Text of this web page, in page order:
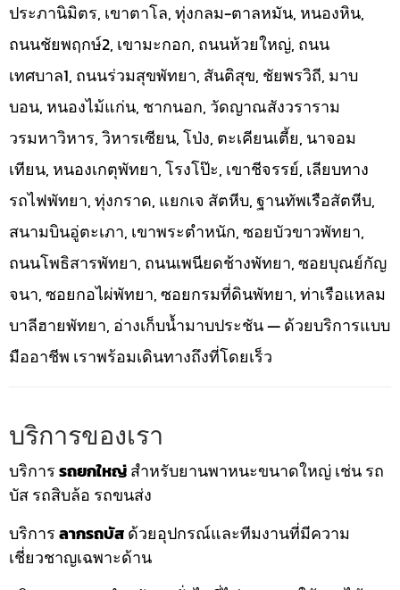
ประภานิมิตร, เขาตาโล, ทุ่งกลม-ตาลหมัน, หนองหิน,
ถนนชัยพฤกษ์2, เขามะกอก, ถนนห้วยใหญ่, ถนน
เทศบาล1, ถนนร่วมสุขพัทยา, สันติสุข, ชัยพรวิถี, มาบ
บอน, หนองไม้แก่น, ชากนอก, วัดญาณสังวราราม
วรมหาวิหาร, วิหารเซียน, โป่ง, ตะเคียนเตี้ย, นาจอม
เทียน, หนองเกตุพัทยา, โรงโป๊ะ, เขาชีจรรย์, เลียบทาง
รถไฟพัทยา, ทุ่งกราด, แยกเจ สัตหีบ, ฐานทัพเรือสัตหีบ,
สนามบินอู่ตะเภา, เขาพระตำหนัก, ซอยบัวขาวพัทยา,
ถนนโพธิสารพัทยา, ถนนเพนียดช้างพัทยา, ซอยบุณย์กัญ
จนา, ซอยกอไผ่พัทยา, ซอยกรมที่ดินพัทยา, ท่าเรือแหลม
บาลีฮายพัทยา, อ่างเก็บน้ำมาบประชัน — ด้วยบริการแบบ
มืออาชีพ เราพร้อมเดินทางถึงที่โดยเร็ว
บริการของเรา
บริการรถยกใหญ่สำหรับยานพาหนะขนาดใหญ่ เช่น รถ
บัส รถสิบล้อ รถขนส่ง
บริการลากรถบัสด้วยอุปกรณ์และทีมงานที่มีความ
เชี่ยวชาญเฉพาะด้าน